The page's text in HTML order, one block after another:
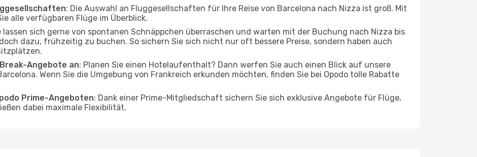
: Die Auswahl an Fluggesellschaften für Ihre Reise von Barcelona nach Nizza ist groß. Mit
alle verfügbaren Flüge im Überblick.
lassen sich gerne von spontanen Schnäppchen überraschen und warten mit der Buchung nach Nizza bis
dazu, frühzeitig zu buchen. So sichern Sie sich nicht nur oft bessere Preise, sondern haben auch
Angebote an: Planen Sie einen Hotelaufenthalt? Dann werfen Sie auch einen Blick auf unsere
Wenn Sie die Umgebung von Frankreich erkunden möchten, finden Sie bei Opodo tolle Rabatte
Prime-Angeboten: Dank einer Prime-Mitgliedschaft sichern Sie sich exklusive Angebote für Flüge,
dabei maximale Flexibilität.